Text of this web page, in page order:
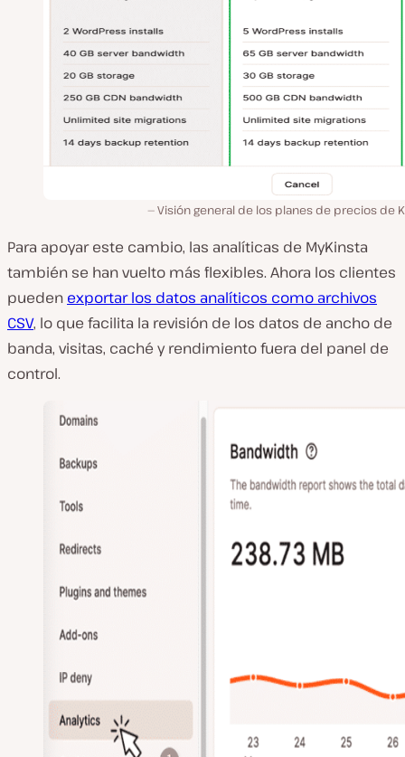
Visión general de los planes de precios de
Para apoyar este cambio, las analíticas de MyKinsta
también se han vuelto más flexibles. Ahora los clientes
pueden exportar los datos analíticos como archivos
CSV, lo que facilita la revisión de los datos de ancho de
banda, visitas, caché y rendimiento fuera del panel de
control.